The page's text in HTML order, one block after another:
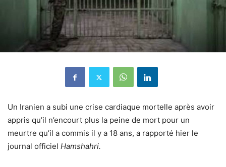
Un Iranien a subi une crise cardiaque mortelle après avoir
appris qu’il n’encourt plus la peine de mort pour un
meurtre qu’il a commis il y a 18 ans, a rapporté hier le
journal officiel Hamshahri.